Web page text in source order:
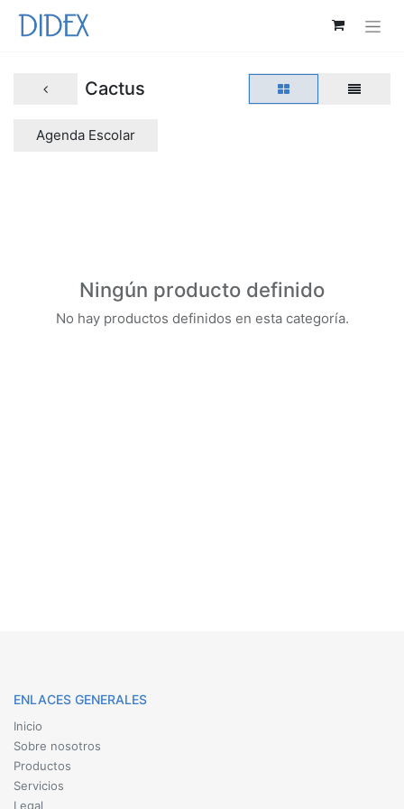
Cactus
Agenda Escolar
Ningún producto definido
No hay productos definidos en esta categoría.
ENLACES GENERALES
Inicio
Sobre nosotros
Productos
Servicios
Legal